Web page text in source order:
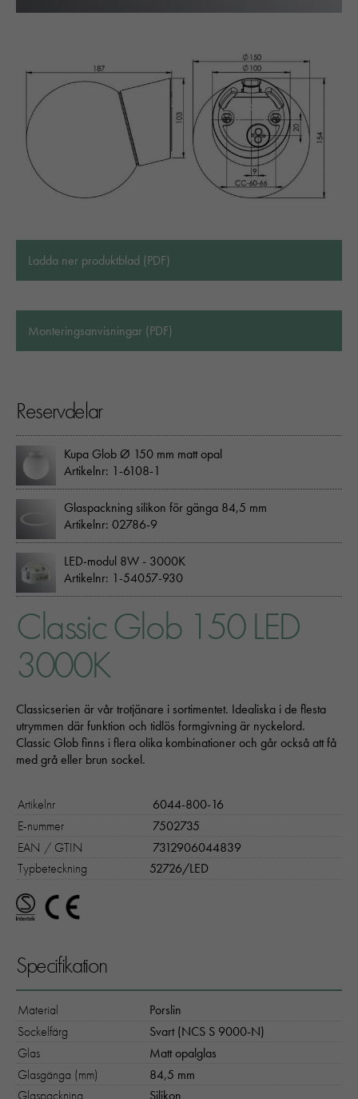
Ladda ner produktblad (PDF)
Monteringsanvisningar (PDF)
Reservdelar
Kupa Glob Ø 150 mm matt opal
Artikelnr: 1-6108-1
Glaspackning silikon för gänga 84,5 mm
Artikelnr: 02786-9
LED-modul 8W - 3000K
Artikelnr: 1-54057-930
Classic Glob 150 LED
3000K
Classicserien är vår trotjänare i sortimentet. Idealiska i de flesta
utrymmen där funktion och tidlös formgivning är nyckelord.
Classic Glob finns i flera olika kombinationer och går också att få
med grå eller brun sockel.
Artikelnr
6044-800-16
E-nummer
7502735
EAN / GTIN
7312906044839
Typbeteckning
52726/LED
Specifikation
Material
Porslin
Sockelfärg
Svart (NCS S 9000-N)
Glas
Matt opalglas
Glasgänga (mm)
84,5 mm